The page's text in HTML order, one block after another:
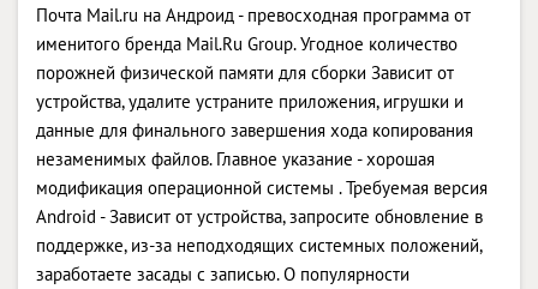
Почта Mail.ru на Андроид - превосходная программа от
именитого бренда Mail.Ru Group. Угодное количество
порожней физической памяти для сборки Зависит от
устройства, удалите устраните приложения, игрушки и
данные для финального завершения хода копирования
незаменимых файлов. Главное указание - хорошая
модификация операционной системы . Требуемая версия
Android - Зависит от устройства, запросите обновление в
поддержке, из-за неподходящих системных положений,
заработаете засады с записью. О популярности